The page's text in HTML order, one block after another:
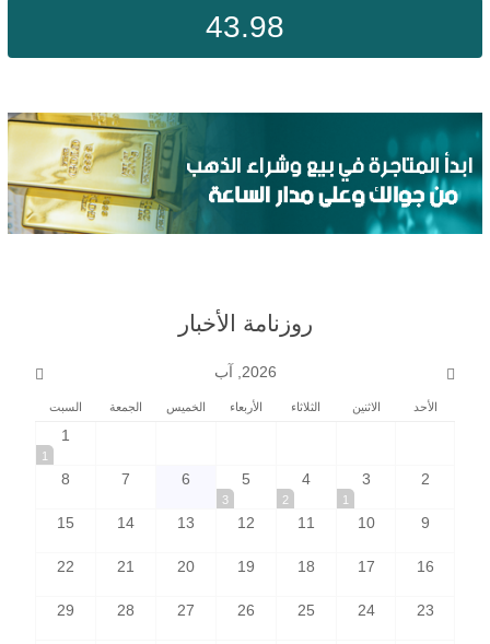
43.98
روزنامة الأخبار
2026, آب
الأحد الاثنين الثلاثاء الأربعاء الخميس الجمعة السبت
1
1
2
3
1
4
2
5
3
6
7
8
9
10
11
12
13
14
15
16
17
18
19
20
21
22
23
24
25
26
27
28
29